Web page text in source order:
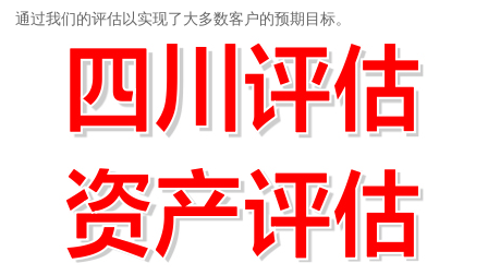
通过我们的评估以实现了大多数客户的预期目标。